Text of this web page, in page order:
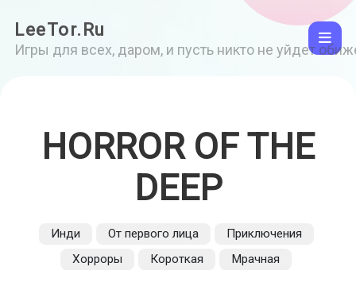
LeeTor.Ru
Игры для всех, даром, и пусть никто не уйдет
HORROR OF THE
DEEP
Инди От первого лица
Приключения
Хорроры
Короткая Мрачная